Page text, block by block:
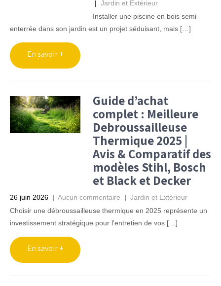
| Jardin et Extérieur
Installer une piscine en bois semi-
enterrée dans son jardin est un projet séduisant, mais […]
Guide d’achat
complet : Meilleure
Debroussailleuse
Thermique 2025 |
Avis & Comparatif des
modèles Stihl, Bosch
et Black et Decker
26 juin 2026 | Aucun commentaire | Jardin et Extérieur
Choisir une débroussailleuse thermique en 2025 représente un
investissement stratégique pour l'entretien de vos […]